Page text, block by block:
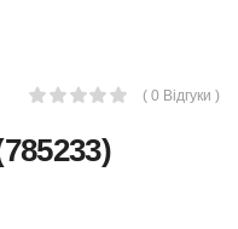
( 0 Відгуки )